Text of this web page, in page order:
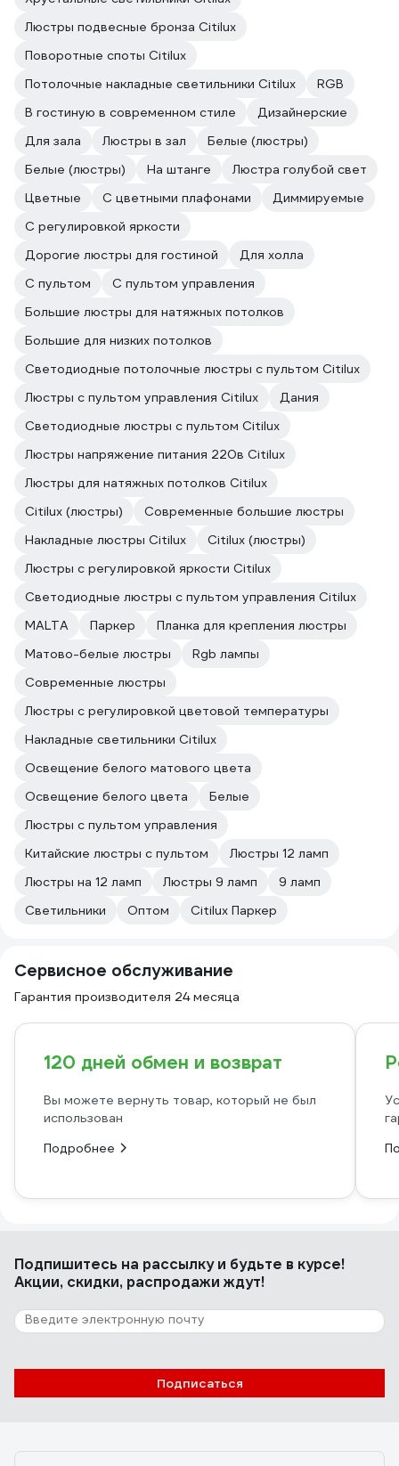
Люстры подвесные бронза Citilux
Поворотные споты Citilux
Потолочные накладные светильники Citilux
RGB
В гостиную в современном стиле
Дизайнерские
Для зала
Люстры в зал
Белые (люстры)
Белые (люстры)
На штанге
Люстра голубой свет
Цветные
С цветными плафонами
Диммируемые
С регулировкой яркости
Дорогие люстры для гостиной
Для холла
С пультом
С пультом управления
Большие люстры для натяжных потолков
Большие для низких потолков
Светодиодные потолочные люстры с пультом Citilux
Люстры с пультом управления Citilux
Дания
Светодиодные люстры с пультом Citilux
Люстры напряжение питания 220в Citilux
Люстры для натяжных потолков Citilux
Citilux (люстры)
Современные большие люстры
Накладные люстры Citilux
Citilux (люстры)
Люстры с регулировкой яркости Citilux
Светодиодные люстры с пультом управления Citilux
MALTA
Паркер
Планка для крепления люстры
Матово-белые люстры
Rgb лампы
Современные люстры
Люстры с регулировкой цветовой температуры
Накладные светильники Citilux
Освещение белого матового цвета
Освещение белого цвета
Белые
Люстры с пультом управления
Китайские люстры с пультом
Люстры 12 ламп
Люстры на 12 ламп
Люстры 9 ламп
9 ламп
Светильники
Оптом Citilux Паркер
Сервисное обслуживание
Гарантия производителя 24 месяца
120 дней обмен и возврат
Вы можете вернуть товар, который не был
использован
Подробнее
Подпишитесь на рассылкуи будьте в курсе!
Акции, скидки, распродажи ждут!
Подписаться